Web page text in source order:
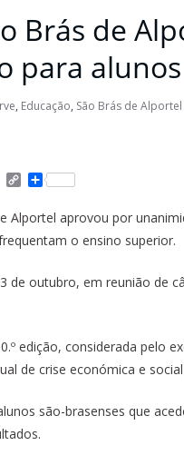
Brás de
para
, Educação, São Brás de Alportel
P
n
t
C
o
y
L
i
k
S
h
a
r
e
Alportel aprovou por
o ensino superior.
de outubro, em reunião de
edição, considerada pelo
de crise económica e
são-brasenses que